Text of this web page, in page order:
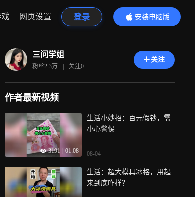
戏 网页设置 登录
安装电脑版
内容更精彩
三问学姐
粉丝2.3万 | 关注0
关注
作者最新视频
3191 01:08
生活小妙招：百元假钞，需
小心警惕
08-04
生活：超大模具冰格，用起
来到底咋样？